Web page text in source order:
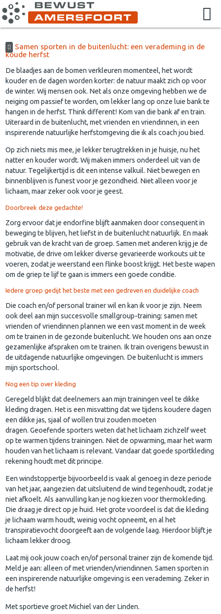
Samen sporten in de buitenlucht: een verademing in de
koude herfst
De blaadjes aan de bomen verkleuren momenteel, het wordt
kouder en de dagen worden korter: de natuur maakt zich op voor
de winter. Wij mensen ook. Net als onze omgeving hebben we de
neiging om passief te worden, om lekker lang op onze luie bank te
hangen in de herfst. Think different! Kom van die bank af en train.
Uiteraard in de buitenlucht, met vrienden en vriendinnen, in een
inspirerende natuurlijke herfstomgeving die ik als coach jou bied.
Op zich niets mis mee, je lekker terugtrekken in je huisje, nu het
natter en kouder wordt. Wij maken immers onderdeel uit van de
natuur. Tegelijkertijd is dit een intense valkuil. Niet bewegen en
binnenblijven is funest voor je gezondheid. Niet alleen voor je
lichaam, maar zeker ook voor je geest.
Doorbreek deze gedachte!
Zorg ervoor dat je endorfine blijft aanmaken door consequent in
beweging te blijven, het liefst in de buitenlucht natuurlijk. En maak
gebruik van de kracht van de groep. Samen met anderen krijg je de
motivatie, de drive om lekker diverse gevarieerde workouts uit te
voeren, zodat je weerstand een flinke boost krijgt. Het beste wapen
om de griep te lijf te gaan is immers een goede conditie.
Iedere groep gedijt het beste met een gedreven en duidelijke coach
Die coach en/of personal trainer wil en kan ik voor je zijn. Neem
ook deel aan mijn succesvolle smallgroup-training: samen met
vrienden of vriendinnen plannen we een vast moment in de week
om te trainen in de gezonde buitenlucht. We houden ons aan onze
gezamenlijke afspraken om te trainen. Ik train overigens bewust in
de uitdagende natuurlijke omgevingen. De buitenlucht is immers
mijn sportschool.
Nog een tip over kleding
Geregeld blijkt dat deelnemers aan mijn trainingen veel te dikke
kleding dragen. Het is een misvatting dat we tijdens koudere dagen
een dikke jas, sjaal of wollen trui zouden moeten
dragen. Geoefende sporters weten dat het lichaam zichzelf weet
op te warmen tijdens trainingen. Niet de opwarming, maar het warm
houden van het lichaam is relevant. Vandaar dat goede sportkleding
rekening houdt met dit principe.
Een windstoppertje bijvoorbeeld is vaak al genoeg in deze periode
van het jaar, aangezien dat uitsluitend de wind tegenhoudt, zodat je
niet afkoelt. Als aanvulling kan je nog kiezen voor thermokleding.
Die draag je direct op je huid. Het grote voordeel is dat die kleding
je lichaam warm houdt, weinig vocht opneemt, en al het
transpiratievocht doorgeeft aan de volgende laag. Hierdoor blijft je
lichaam lekker droog.
Laat mij ook jouw coach en/of personal trainer zijn de komende tijd.
Meld je aan: alleen of met vrienden/vriendinnen. Samen sporten in
een inspirerende natuurlijke omgeving is een verademing. Zeker in
de herfst!
Met sportieve groet Michiel van der Linden.